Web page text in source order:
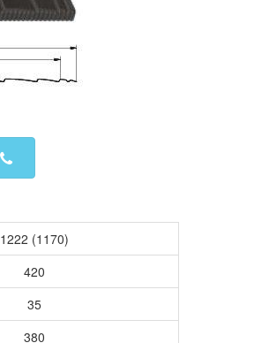
1222 (1170)
420
35
380